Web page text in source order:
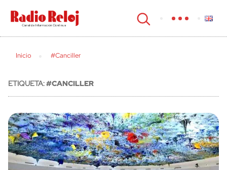
cerrar
Inicio #Canciller
ETIQUETA:#CANCILLER